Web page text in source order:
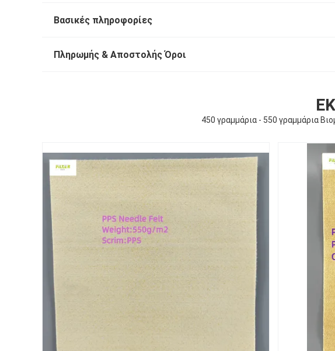
Βασικές πληροφορίες
Πληρωμής & Αποστολής Όροι
450 γραμμάρια - 550 γραμμάρια